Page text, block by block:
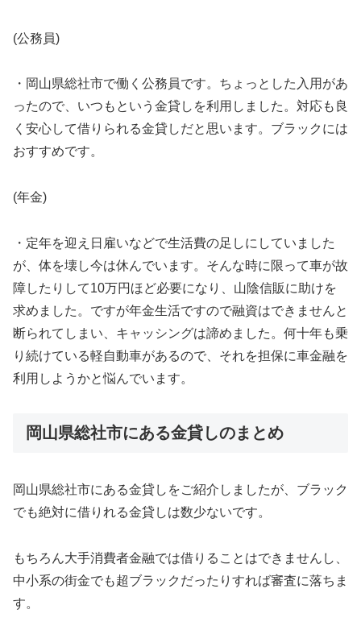
(公務員)
・岡山県総社市で働く公務員です。ちょっとした入用があ
ったので、いつもという金貸しを利用しました。対応も良
く安心して借りられる金貸しだと思います。ブラックには
おすすめです。
(年金)
・定年を迎え日雇いなどで生活費の足しにしていました
が、体を壊し今は休んでいます。そんな時に限って車が故
障したりして10万円ほど必要になり、山陰信販に助けを
求めました。ですが年金生活ですので融資はできませんと
断られてしまい、キャッシングは諦めました。何十年も乗
り続けている軽自動車があるので、それを担保に車金融を
利用しようかと悩んでいます。
岡山県総社市にある金貸しのまとめ
岡山県総社市にある金貸しをご紹介しましたが、ブラック
でも絶対に借りれる金貸しは数少ないです。
もちろん大手消費者金融では借りることはできませんし、
中小系の街金でも超ブラックだったりすれば審査に落ちま
す。